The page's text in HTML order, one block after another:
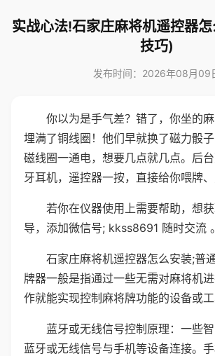
实战心法!石家庄麻将机遥控器
技巧)
发布时间：2026年08月09
你以为是手气差？错了，你坐的
埋满了铜线圈！他们早就换了磁力骰
磁线圈一通电，想要几点就几点。后
牙耳机，遥控器一按，直接给你喂牌、
若你在仪器使用上需要帮助，想
导，添加微信号; kkss8691 随时交流 。
石家庄麻将机遥控器怎么安装;普
牌器一般是指通过一些无需对麻将机
作就能实现控制麻将牌功能的设备或工
蓝牙或无线信号控制原理：一些
蓝牙或无线信号与手机等设备连接。